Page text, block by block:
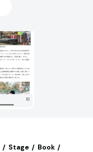
Stage
Book